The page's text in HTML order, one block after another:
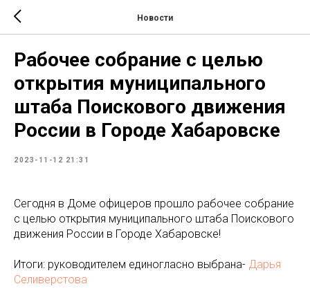
Новости
Рабочее собрание с целью
открытия муниципального
штаба Поискового движения
России в Городе Хабаровске
2023-11-12 21:31
Сегодня в Доме офицеров прошло рабочее собрание
с целью открытия муниципального штаба Поискового
движения России в Городе Хабаровске!
Итоги: руководителем единогласно выбрана- Дарья
Селиверстова